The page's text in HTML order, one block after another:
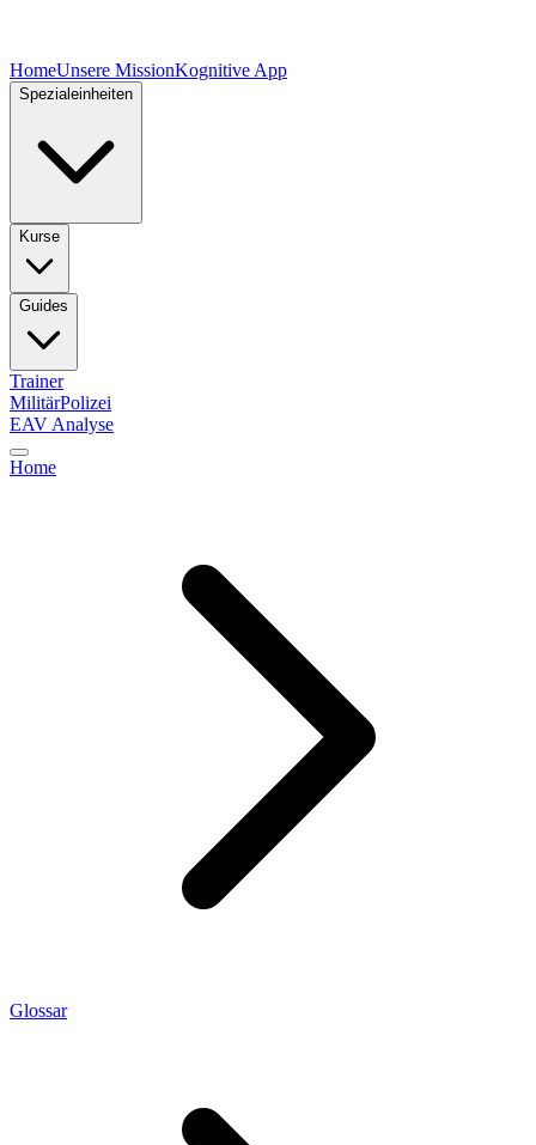
HomeUnsere MissionKognitive App
Spezialeinheiten
Kurse
Guides
Trainer
MilitärPolizei
EAV Analyse
Home
Glossar